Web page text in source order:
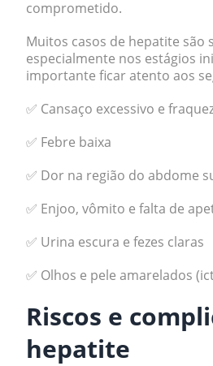
comprometido.
Muitos casos de hepatite são
especialmente nos estágios
importante ficar atento aos
✅ Cansaço excessivo e
✅ Febre baixa
✅ Dor na região do abdome
✅ Enjoo, vômito e falta de
✅ Urina escura e fezes claras
✅ Olhos e pele amarelados
Riscos e
hepatite